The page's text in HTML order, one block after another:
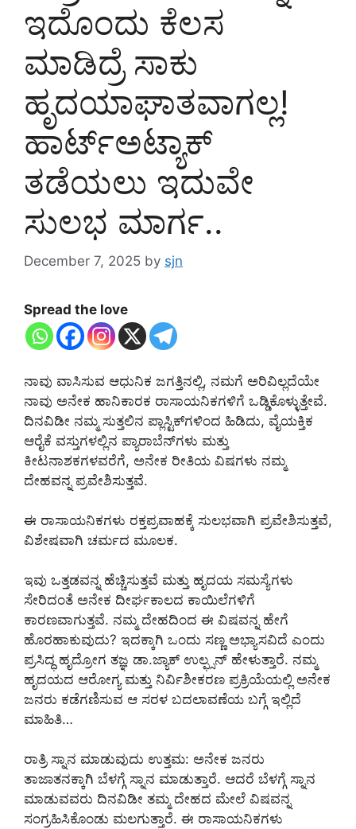
ಇದೊಂದು ಕೆಲಸ
ಮಾಡಿದ್ರೆ ಸಾಕು
ಹೃದಯಾಘಾತವಾಗಲ್ಲ!
ಹಾರ್ಟ್‌ಅಟ್ಯಾಕ್‌
ತಡೆಯಲು ಇದುವೇ
ಸುಲಭ ಮಾರ್ಗ..
December 7, 2025 by sjn
Spread the love
ನಾವು ವಾಸಿಸುವ ಆಧುನಿಕ ಜಗತ್ತಿನಲ್ಲಿ, ನಮಗೆ ಅರಿವಿಲ್ಲದೆಯೇ
ನಾವು ಅನೇಕ ಹಾನಿಕಾರಕ ರಾಸಾಯನಿಕಗಳಿಗೆ ಒಡ್ಡಿಕೊಳ್ಳುತ್ತೇವೆ.
ದಿನವಿಡೀ ನಮ್ಮ ಸುತ್ತಲಿನ ಪ್ಲಾಸ್ಟಿಕ್‌ಗಳಿಂದ ಹಿಡಿದು, ವೈಯಕ್ತಿಕ
ಆರೈಕೆ ವಸ್ತುಗಳಲ್ಲಿನ ಪ್ಯಾರಾಬೆನ್‌ಗಳು ಮತ್ತು
ಕೀಟನಾಶಕಗಳವರೆಗೆ, ಅನೇಕ ರೀತಿಯ ವಿಷಗಳು ನಮ್ಮ
ದೇಹವನ್ನ ಪ್ರವೇಶಿಸುತ್ತವೆ.
ಈ ರಾಸಾಯನಿಕಗಳು ರಕ್ತಪ್ರವಾಹಕ್ಕೆ ಸುಲಭವಾಗಿ ಪ್ರವೇಶಿಸುತ್ತವೆ,
ವಿಶೇಷವಾಗಿ ಚರ್ಮದ ಮೂಲಕ.
ಇವು ಒತ್ತಡವನ್ನ ಹೆಚ್ಚಿಸುತ್ತವೆ ಮತ್ತು ಹೃದಯ ಸಮಸ್ಯೆಗಳು
ಸೇರಿದಂತೆ ಅನೇಕ ದೀರ್ಘಕಾಲದ ಕಾಯಿಲೆಗಳಿಗೆ
ಕಾರಣವಾಗುತ್ತವೆ. ನಮ್ಮ ದೇಹದಿಂದ ಈ ವಿಷವನ್ನ ಹೇಗೆ
ಹೊರಹಾಕುವುದು? ಇದಕ್ಕಾಗಿ ಒಂದು ಸಣ್ಣ ಅಭ್ಯಾಸವಿದೆ ಎಂದು
ಪ್ರಸಿದ್ಧ ಹೃದ್ರೋಗ ತಜ್ಞ ಡಾ.ಜ್ಯಾಕ್ ಉಲ್ಫ್ಸನ್ ಹೇಳುತ್ತಾರೆ. ನಮ್ಮ
ಹೃದಯದ ಆರೋಗ್ಯ ಮತ್ತು ನಿರ್ವಿಶೀಕರಣ ಪ್ರಕ್ರಿಯೆಯಲ್ಲಿ ಅನೇಕ
ಜನರು ಕಡೆಗಣಿಸುವ ಆ ಸರಳ ಬದಲಾವಣೆಯ ಬಗ್ಗೆ ಇಲ್ಲಿದೆ
ಮಾಹಿತಿ…
ರಾತ್ರಿ ಸ್ನಾನ ಮಾಡುವುದು ಉತ್ತಮ: ಅನೇಕ ಜನರು
ತಾಜಾತನಕ್ಕಾಗಿ ಬೆಳಗ್ಗೆ ಸ್ನಾನ ಮಾಡುತ್ತಾರೆ. ಆದರೆ ಬೆಳಗ್ಗೆ ಸ್ನಾನ
ಮಾಡುವವರು ದಿನವಿಡೀ ತಮ್ಮ ದೇಹದ ಮೇಲೆ ವಿಷವನ್ನ
ಸಂಗ್ರಹಿಸಿಕೊಂಡು ಮಲಗುತ್ತಾರೆ. ಈ ರಾಸಾಯನಿಕಗಳು